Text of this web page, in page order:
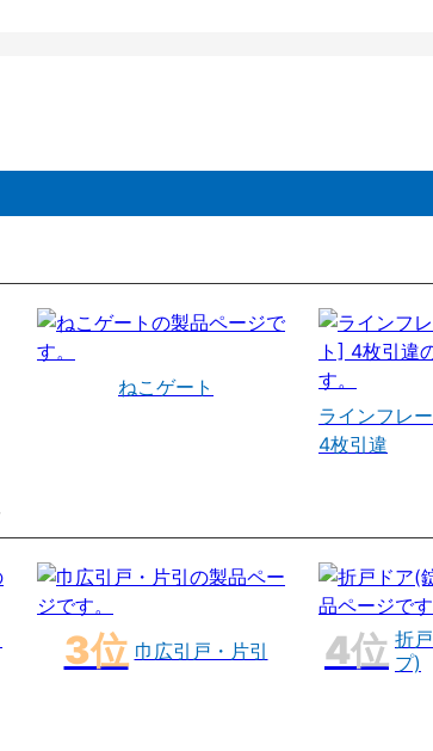
ねこゲート
ラインフレ
4枚引違
巾広引戸・片引
折
プ)